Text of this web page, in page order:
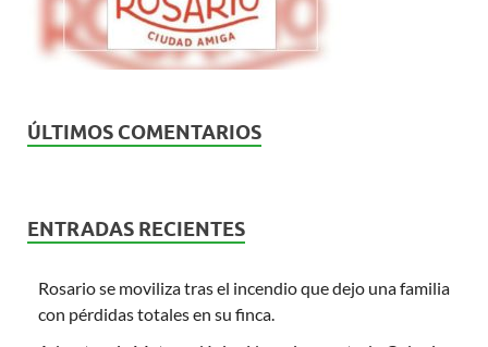
ÚLTIMOS COMENTARIOS
ENTRADAS RECIENTES
Rosario se moviliza tras el incendio que dejo una familia
con pérdidas totales en su finca.